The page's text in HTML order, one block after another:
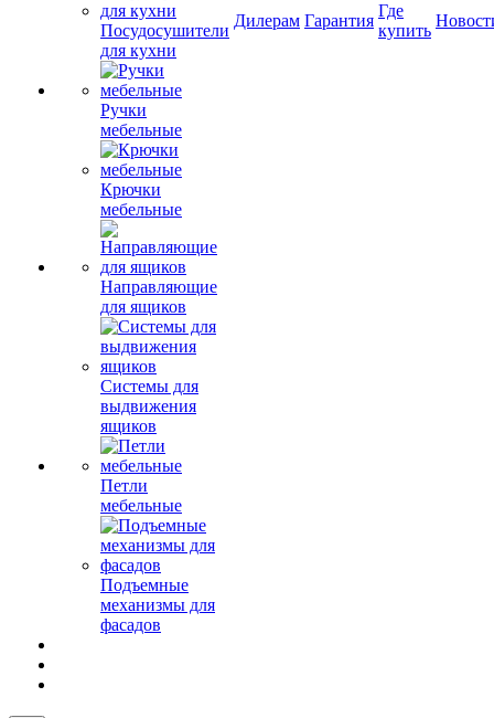
Посудосушители
для кухни
Ручки
мебельные
Крючки
мебельные
Направляющие
для ящиков
Системы для
выдвижения
ящиков
Петли
мебельные
Подъемные
механизмы для
фасадов
Дилерам Гарантия
Где
купить